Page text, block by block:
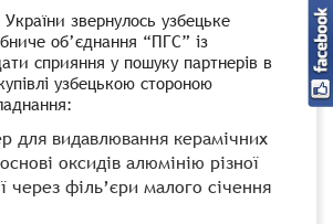
звернулось узбецьке
об’єднання “ПГС” із
сприяння у пошуку партнерів в
узбецькою стороною
для видавлювання керамічних
оксидів алюмінію різної
через філь’єри малого січення